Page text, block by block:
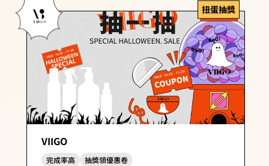
VIIGO
完成率高 抽獎領優惠卷
扭蛋抽獎